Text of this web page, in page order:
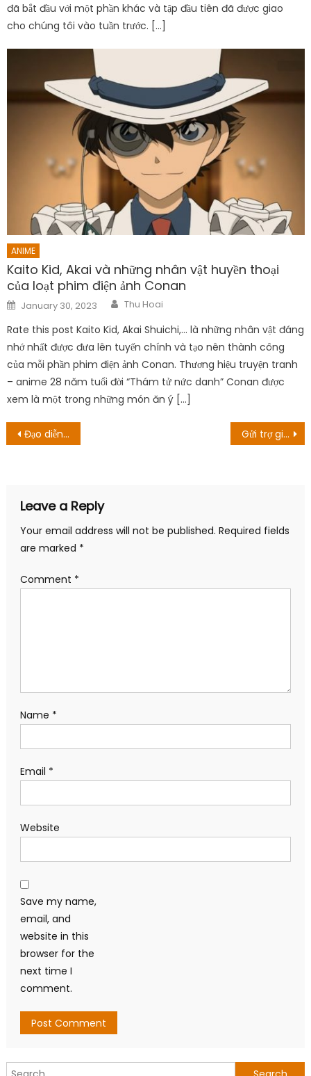
đã bắt đầu với một phần khác và tập đầu tiên đã được giao
cho chúng tôi vào tuần trước. […]
ANIME
Kaito Kid, Akai và những nhân vật huyền thoại
của loạt phim điện ảnh Conan
Posted
on
January 30, 2023 Author
Thu Hoai
Rate this post Kaito Kid, Akai Shuichi,… là những nhân vật đáng
nhớ nhất được đưa lên tuyến chính và tạo nên thành công
của mỗi phần phim điện ảnh Conan. Thương hiệu truyện tranh
– anime 28 năm tuổi đời “Thám tử nức danh” Conan được
xem là một trong những món ăn ý […]
Post
Đạo diễn Lycoris Recoil muốn tạo ra nhiều câu chuyện hơn trong ‘Vũ trụ LycoReco’ Gửi trợ giúp Phần 1 Tập 5 Ngày phát hành: The Getaway
Leave a Reply
Your email address will not be published. Required fields
are marked *
Comment *
Name *
Email *
Website
Save my name,
email, and
website in this
browser for the
next time I
comment.
Search